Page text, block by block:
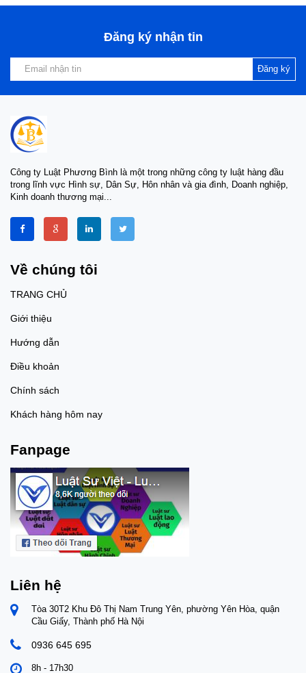
Đăng ký nhận tin
Đăng ký
Công ty Luật Phương Bình là một trong những công ty luật hàng đầu
trong lĩnh vực Hình sự, Dân Sự, Hôn nhân và gia đình, Doanh nghiệp,
Kinh doanh thương mại...
Về chúng tôi
TRANG CHỦ
Giới thiệu
Hướng dẫn
Điều khoản
Chính sách
Khách hàng hôm nay
Fanpage
Liên hệ
Tòa 30T2 Khu Đô Thị Nam Trung Yên, phường Yên Hòa, quận
Cầu Giấy, Thành phố Hà Nội
0936 645 695
8h - 17h30